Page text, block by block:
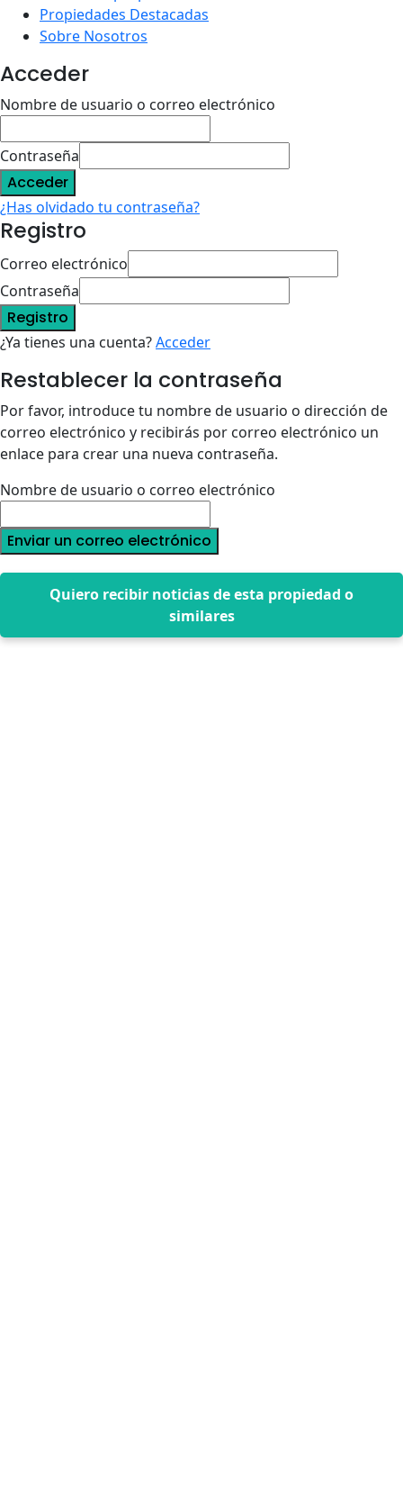
Propiedades Destacadas
Sobre Nosotros
Acceder
Nombre de usuario o correo electrónico
Contraseña
Acceder
¿Has olvidado tu contraseña?
Registro
Correo electrónico
Contraseña
Registro
¿Ya tienes una cuenta?Acceder
Restablecer la contraseña
Por favor, introduce tu nombre de usuario o dirección de
correo electrónico y recibirás por correo electrónico un
enlace para crear una nueva contraseña.
Nombre de usuario o correo electrónico
Enviar un correo electrónico
Quiero recibir noticias de esta propiedad o
similares